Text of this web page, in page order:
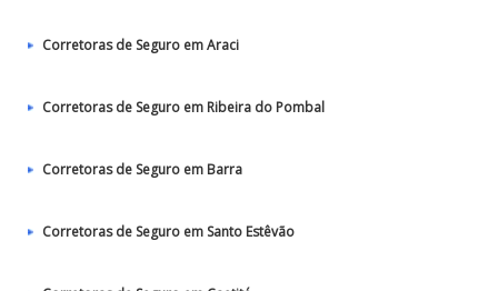
Corretoras de Seguro em Araci
Corretoras de Seguro em Ribeira do Pombal
Corretoras de Seguro em Barra
Corretoras de Seguro em Santo Estêvão